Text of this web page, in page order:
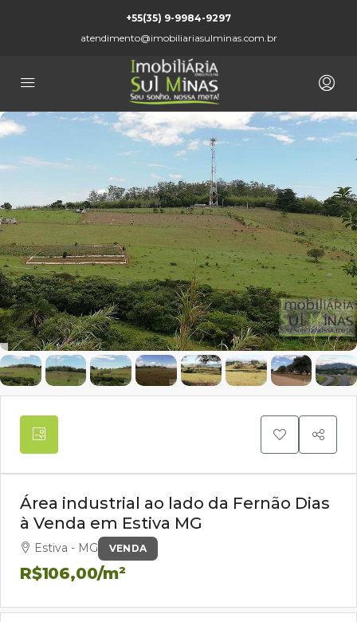
+55(35) 9-9984-9297
atendimento@imobiliariasulminas.com.br
VENDA
Área industrial ao lado da Fernão Dias
à Venda em Estiva MG
Estiva - MG
R$106,00/m²